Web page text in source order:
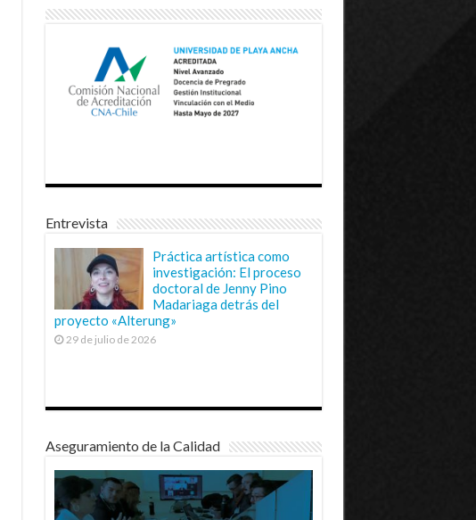
Entrevista
Práctica artística como
investigación: El proceso
doctoral de Jenny Pino
Madariaga detrás del
proyecto «Alterung»
29 de julio de 2026
Aseguramiento de la Calidad